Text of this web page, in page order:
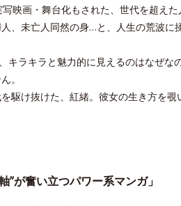
映画・舞台化もされた、世代を超え
、未亡人同然の身…と、人生の荒波に
キラキラと魅力的に見えるのはなぜ
。
駆け抜けた、紅緒。彼女の生き方を
が奮い立つパワー系マンガ」